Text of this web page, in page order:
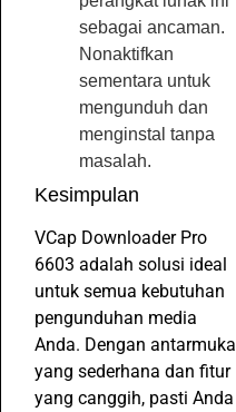
sebagai ancaman.
Nonaktifkan
sementara untuk
mengunduh dan
menginstal tanpa
masalah.
Kesimpulan
VCap Downloader Pro
6603 adalah solusi ideal
untuk semua kebutuhan
pengunduhan media
Anda. Dengan antarmuka
yang sederhana dan fitur
yang canggih, pasti Anda